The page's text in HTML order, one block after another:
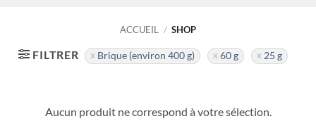
ACCUEIL / SHOP
FILTRER Brique (environ 400 g) 60 g 25 g
Aucun produit ne correspond à votre sélection.